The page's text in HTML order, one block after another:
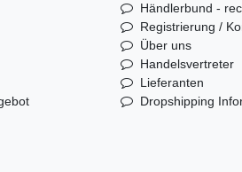
Händlerbund -
Registrierung /
Über uns
Handelsvertreter
Lieferanten
Dropshipping